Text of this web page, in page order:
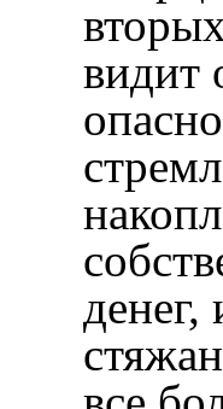
видит
денег,